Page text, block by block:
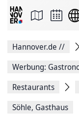
Seite
Facebook
teilen
Seitenlink
Seite
Hannover.de //
Werbung:
Restaurants
Söhle, Gasthaus